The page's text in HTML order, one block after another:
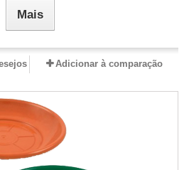
Mais
Adicionar à comparação